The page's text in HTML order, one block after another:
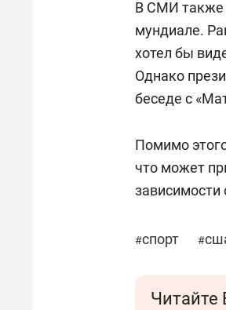
В СМИ также
мундиале.
хотел бы
Однако
беседе с
Помимо
что может
зависимости
#спорт #
Читайте